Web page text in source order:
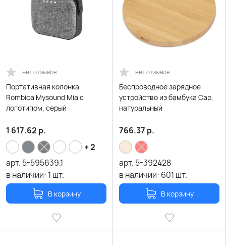
нет отзывов
Портативная колонка
Rombica Mysound Mia с
логотипом, серый
1 617.62 р.
+ 2
арт. 5-595639.1
в наличии: 1 шт.
В корзину
нет отзывов
Беспроводное зарядное
устройство из бамбука Cap,
натуральный
766.37 р.
арт. 5-392428
в наличии: 601 шт.
В корзину